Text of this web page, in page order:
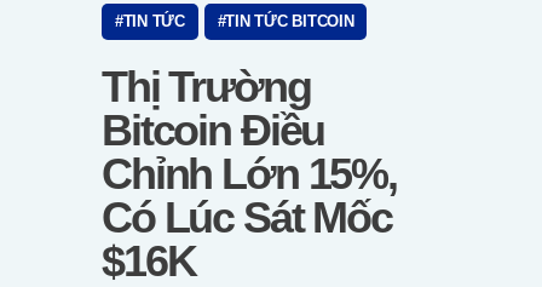
Video
Tiếng Việt
TIN TỨC TIN TỨC BITCOIN
Thị Trường
Bitcoin Điều
Chỉnh Lớn 15%,
Có Lúc Sát Mốc
$16K